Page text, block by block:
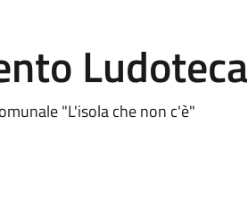
Ludoteca
"L'isola che non c'è"